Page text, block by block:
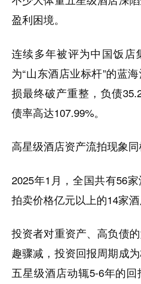
盈利困境。
连续多年被评为中国饭店
为“山东酒店业标杆”的蓝
损最终破产重整，负债
债率高达107.99%。
高星级酒店资产流拍现象同
2025年1月，全国共有56
拍卖价格亿元以上的14家酒
投资者对重资产、高负债
趣骤减，投资回报周期成
五星级酒店动辄5-6年的